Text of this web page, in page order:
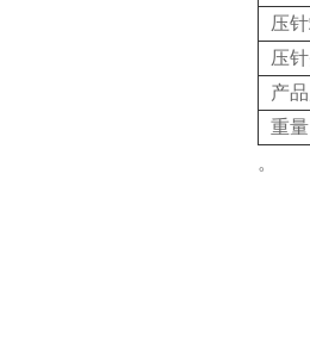
压
压
产
重量
。